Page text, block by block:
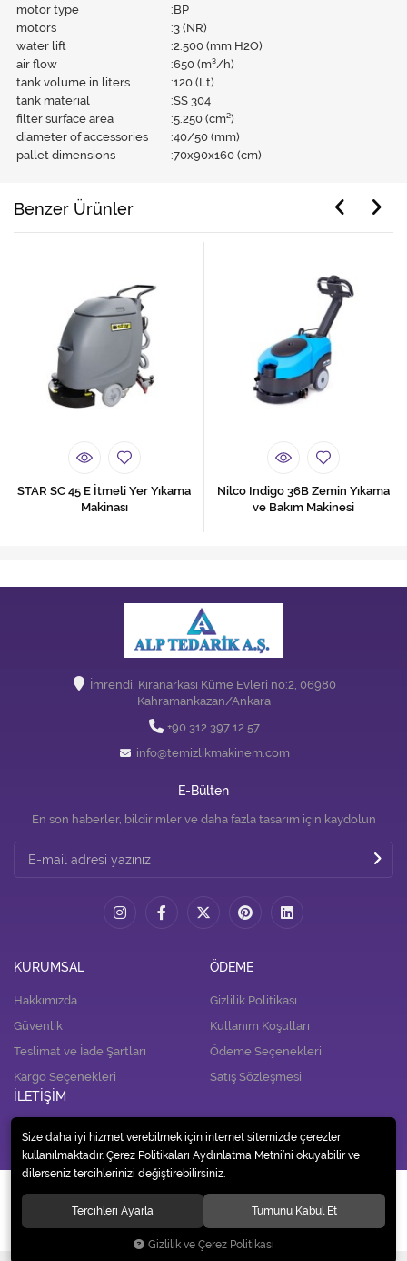
motor type
:BP
motors
:3 (NR)
water lift
:2.500 (mm H2O)
air flow
:650 (m³/h)
tank volume in liters
:120 (Lt)
tank material
:SS 304
filter surface area
:5.250 (cm²)
diameter of accessories
:40/50 (mm)
pallet dimensions
:70x90x160 (cm)
Benzer Ürünler
STAR SC 45 E İtmeli Yer Yıkama
Makinası
Nilco Indigo 36B Zemin Yıkama
ve Bakım Makinesi
İmrendi, Kıranarkası Küme Evleri no:2, 06980
Kahramankazan/Ankara
+90 312 397 12 57
info@temizlikmakinem.com
E-Bülten
En son haberler, bildirimler ve daha fazla tasarım için kaydolun
KURUMSAL
Hakkımızda
Güvenlik
Teslimat ve İade Şartları
Kargo Seçenekleri
ÖDEME
Gizlilik Politikası
Kullanım Koşulları
Ödeme Seçenekleri
Satış Sözleşmesi
İLETİŞİM
İletişim
Size daha iyi hizmet verebilmek için internet sitemizde çerezler
kullanılmaktadır. Çerez Politikaları Aydınlatma Metni’ni okuyabilir ve
dilerseniz tercihlerinizi değiştirebilirsiniz.
Tercihleri Ayarla Tümünü Kabul Et
Gizlilik ve Çerez Politikası